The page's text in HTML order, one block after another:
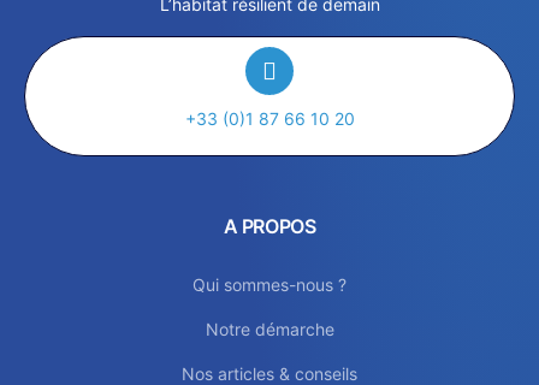
L’habitat résilient de demain
+33 (0)1 87 66 10 20
A PROPOS
Qui sommes-nous ?
Notre démarche
Nos articles & conseils